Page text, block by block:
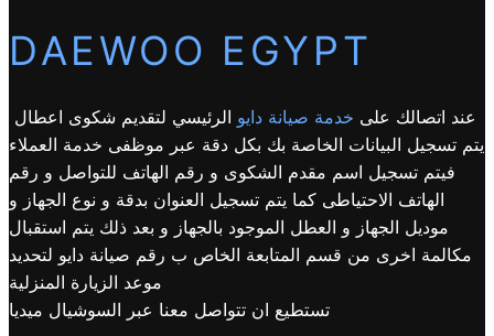
DAEWOO EGYPT
عند اتصالك على خدمة صيانة دايو الرئيسي لتقديم شكوى اعطال
يتم تسجيل البيانات الخاصة بك بكل دقة عبر موظفى خدمة العملاء
فيتم تسجيل اسم مقدم الشكوى و رقم الهاتف للتواصل و رقم
الهاتف الاحتياطى كما يتم تسجيل العنوان بدقة و نوع الجهاز و
موديل الجهاز و العطل الموجود بالجهاز و بعد ذلك يتم استقبال
مكالمة اخرى من قسم المتابعة الخاص ب رقم صيانة دايو لتحديد
موعد الزيارة المنزلية
تستطيع ان تتواصل معنا عبر السوشيال ميديا